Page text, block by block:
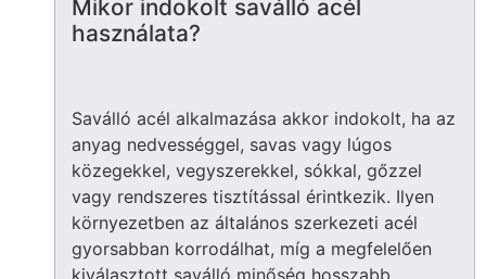
Mikor indokolt saválló acél
használata?
Saválló acél alkalmazása akkor indokolt, ha az
anyag nedvességgel, savas vagy lúgos
közegekkel, vegyszerekkel, sókkal, gőzzel
vagy rendszeres tisztítással érintkezik. Ilyen
környezetben az általános szerkezeti acél
gyorsabban korrodálhat, míg a megfelelően